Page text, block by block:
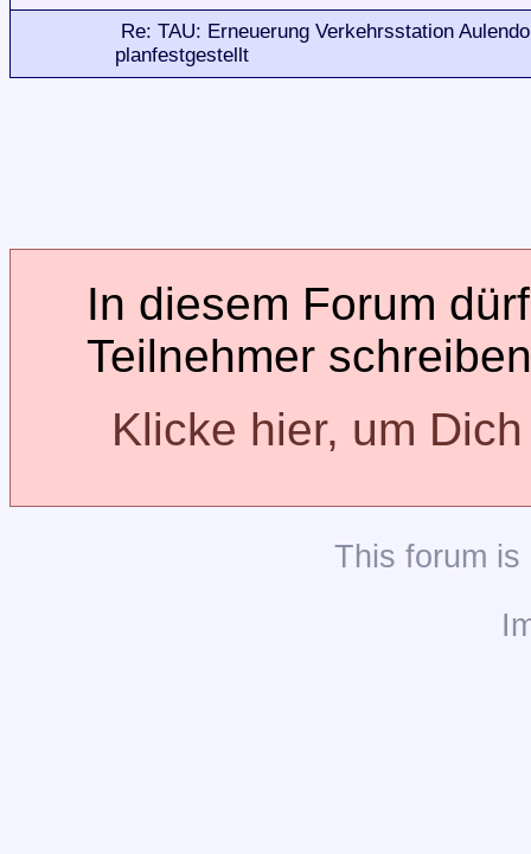
Re: TAU: Erneuerung Verkehrsstation
planfestgestellt
In diesem Forum
Teilnehmer
Klicke hier, um
This forum is